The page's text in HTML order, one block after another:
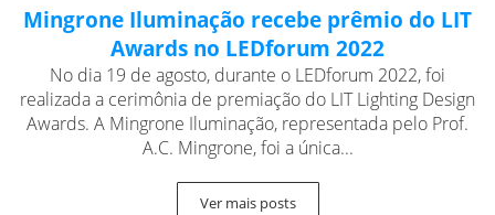
Mingrone Iluminação recebe prêmio do LIT
Awards no LEDforum 2022
No dia 19 de agosto, durante o LEDforum 2022, foi
realizada a cerimônia de premiação do LIT Lighting Design
Awards. A Mingrone Iluminação, representada pelo Prof.
A.C. Mingrone, foi a única...
Ver mais posts